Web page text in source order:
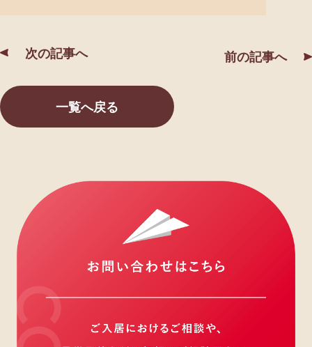
次の記事へ
一覧へ戻る
前の記事へ